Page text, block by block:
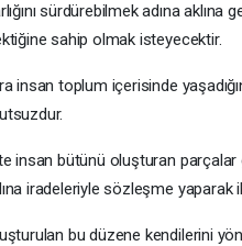
sürdürebilmek adına
sahip olmak isteyecektir.
insan toplum içerisinde
insan bütünü oluşturan parçalar
iradeleriyle sözleşme yaparak
bu düzene kendilerini